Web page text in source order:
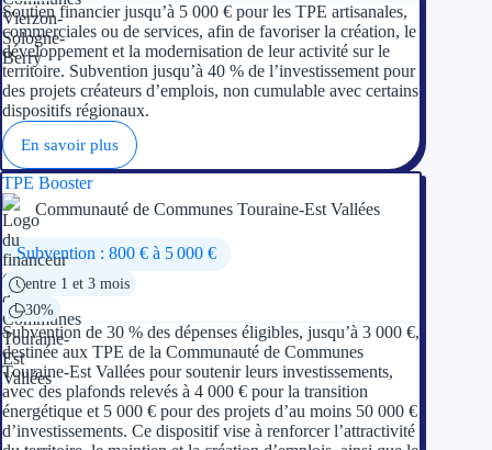
Soutien financier jusqu’à 5 000 € pour les TPE artisanales,
commerciales ou de services, afin de favoriser la création, le
développement et la modernisation de leur activité sur le
territoire. Subvention jusqu’à 40 % de l’investissement pour
des projets créateurs d’emplois, non cumulable avec certains
dispositifs régionaux.
En savoir plus
TPE Booster
Communauté de Communes Touraine-Est Vallées
Subvention : 800 € à 5 000 €
entre 1 et 3 mois
30%
Subvention de 30 % des dépenses éligibles, jusqu’à 3 000 €,
destinée aux TPE de la Communauté de Communes
Touraine-Est Vallées pour soutenir leurs investissements,
avec des plafonds relevés à 4 000 € pour la transition
énergétique et 5 000 € pour des projets d’au moins 50 000 €
d’investissements. Ce dispositif vise à renforcer l’attractivité